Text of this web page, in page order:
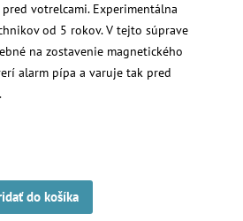
votrelcami. Experimentálna
od 5 rokov. V tejto súprave
na zostavenie magnetického
alarm pípa a varuje tak pred
do košíka